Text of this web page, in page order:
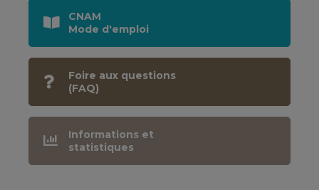
CNAM
Mode d'emploi
Foire aux questions
(FAQ)
Informations et
statistiques